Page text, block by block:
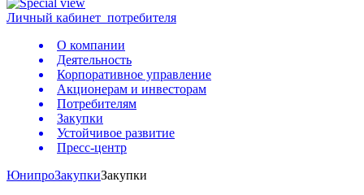
Личный кабинет потребителя
О компании
Деятельность
Корпоративное управление
Акционерам и инвесторам
Потребителям
Закупки
Устойчивое развитие
Пресс-центр
ЮнипроЗакупкиЗакупки